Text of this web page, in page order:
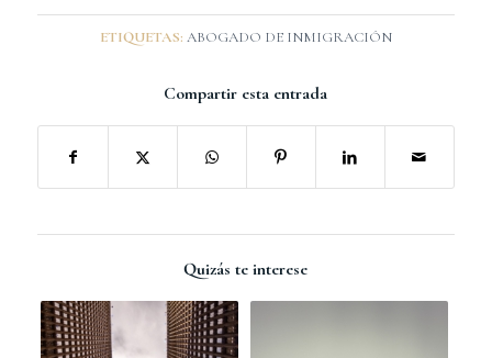
ETIQUETAS: ABOGADO DE INMIGRACIÓN
Compartir esta entrada
Quizás te interese